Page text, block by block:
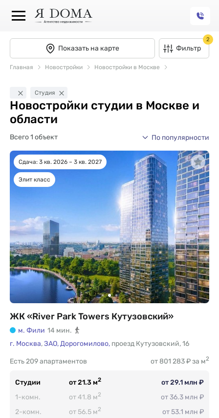
Показать на карте Фильтр
2
Главная Новостройки Новостройки в Москве
Студия
Новостройки студии в Москве и
области
Всего 1 объект По популярности
ЖК «River Park Towers Кутузовский»
м. Фили 14 мин.
г. Москва,ЗАО,Дорогомилово, проезд Кутузовский,16
209 апартаментов
Есть от 801 283 ₽ за м2
Студии от 21.3 м2
от 29.1 млн ₽
1-комн.
от 41.8 м2
от 36.3 млн ₽
2-комн.
от 56.5 м2
от 53.1 млн ₽
Сдача: 3 кв. 2026 – 3 кв. 2027
Элит класс